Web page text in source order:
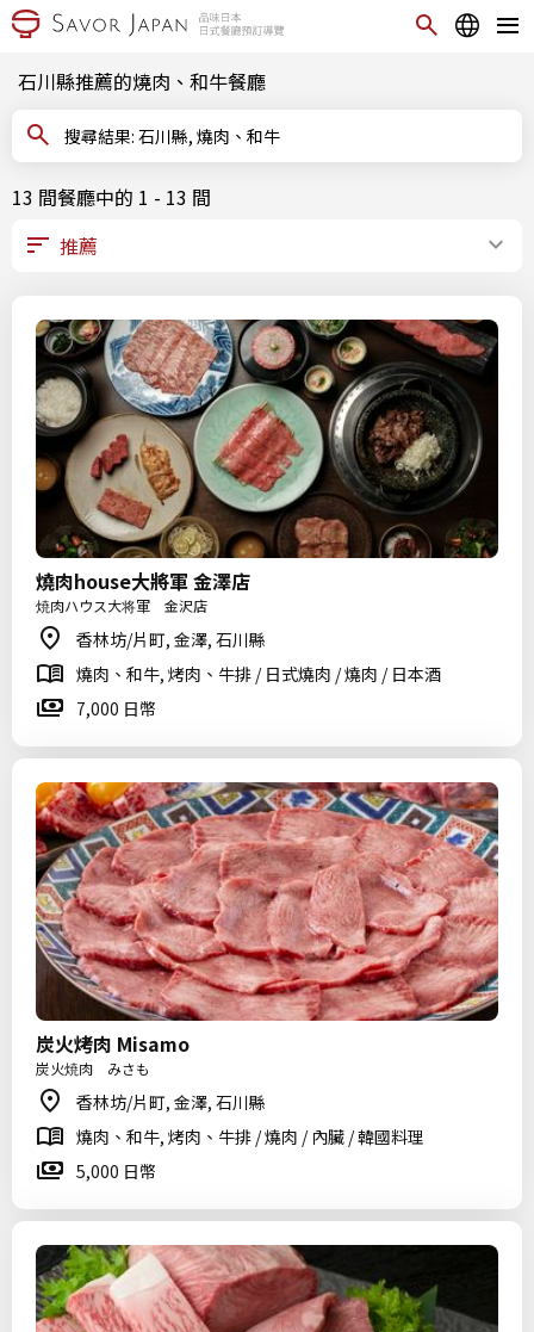
石川縣推薦的燒肉、和牛餐廳
搜尋結果: 石川縣, 燒肉、和牛
13 間餐廳中的 1 - 13 間
燒肉house大將軍 金澤店
焼肉ハウス大将軍 金沢店
香林坊/片町, 金澤, 石川縣
燒肉、和牛, 烤肉、牛排 / 日式燒肉 / 燒肉 / 日本酒
7,000 日幣
炭火烤肉 Misamo
炭火焼肉 みさも
香林坊/片町, 金澤, 石川縣
燒肉、和牛, 烤肉、牛排 / 燒肉 / 內臟 / 韓國料理
5,000 日幣